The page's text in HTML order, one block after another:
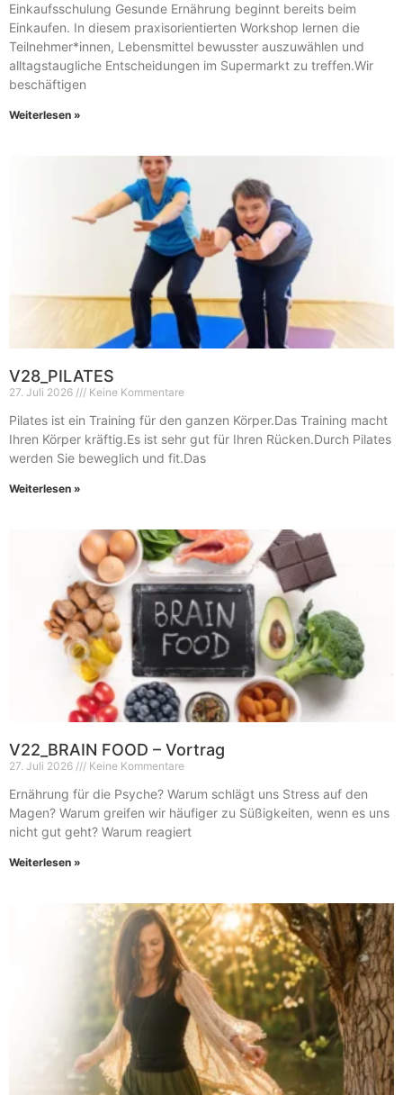
Einkaufsschulung Gesunde Ernährung beginnt bereits beim
Einkaufen. In diesem praxisorientierten Workshop lernen die
Teilnehmer*innen, Lebensmittel bewusster auszuwählen und
alltagstaugliche Entscheidungen im Supermarkt zu treffen.Wir
beschäftigen
Weiterlesen »
V28_PILATES
27. Juli 2026 Keine Kommentare
Pilates ist ein Training für den ganzen Körper.Das Training macht
Ihren Körper kräftig.Es ist sehr gut für Ihren Rücken.Durch Pilates
werden Sie beweglich und fit.Das
Weiterlesen »
V22_BRAIN FOOD – Vortrag
27. Juli 2026 Keine Kommentare
Ernährung für die Psyche? Warum schlägt uns Stress auf den
Magen? Warum greifen wir häufiger zu Süßigkeiten, wenn es uns
nicht gut geht? Warum reagiert
Weiterlesen »